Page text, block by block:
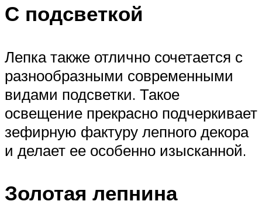
С подсветкой
Лепка также отлично сочетается с
разнообразными современными
видами подсветки. Такое
освещение прекрасно подчеркивает
зефирную фактуру лепного декора
и делает ее особенно изысканной.
Золотая лепнина